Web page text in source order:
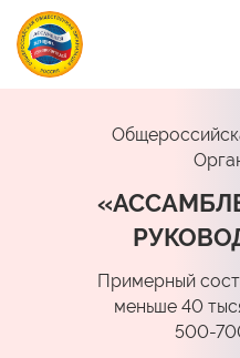
Примерный
меньше 40
500-